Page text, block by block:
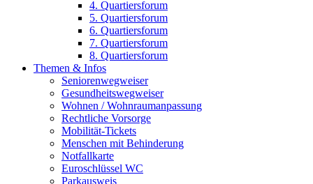
4. Quartiersforum
5. Quartiersforum
6. Quartiersforum
7. Quartiersforum
8. Quartiersforum
Themen & Infos
Seniorenwegweiser
Gesundheitswegweiser
Wohnen / Wohnraumanpassung
Rechtliche Vorsorge
Mobilität-Tickets
Menschen mit Behinderung
Notfallkarte
Euroschlüssel WC
Parkausweis